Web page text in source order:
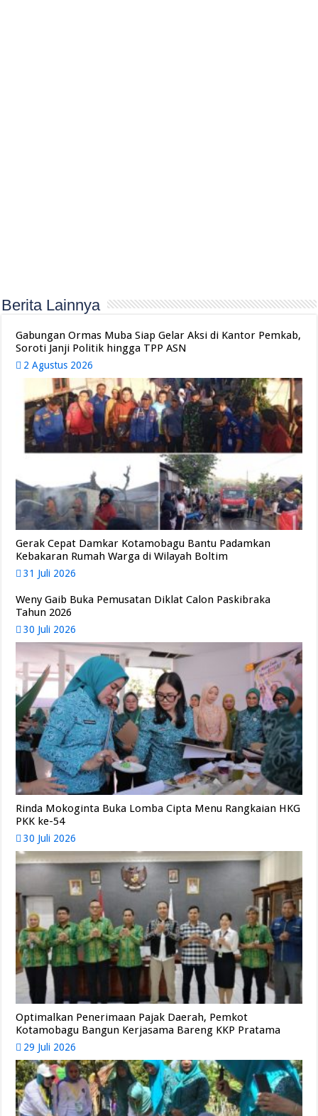
Berita Lainnya
Gabungan Ormas Muba Siap Gelar Aksi di Kantor Pemkab,
Soroti Janji Politik hingga TPP ASN
2 Agustus 2026
Gerak Cepat Damkar Kotamobagu Bantu Padamkan
Kebakaran Rumah Warga di Wilayah Boltim
31 Juli 2026
Weny Gaib Buka Pemusatan Diklat Calon Paskibraka
Tahun 2026
30 Juli 2026
Rinda Mokoginta Buka Lomba Cipta Menu Rangkaian HKG
PKK ke-54
30 Juli 2026
Optimalkan Penerimaan Pajak Daerah, Pemkot
Kotamobagu Bangun Kerjasama Bareng KKP Pratama
29 Juli 2026